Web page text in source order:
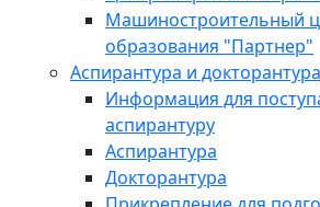
Машиностроительный
образования "Партнер"
Аспирантура и докторантура
Информация для
аспирантуру
Аспирантура
Докторантура